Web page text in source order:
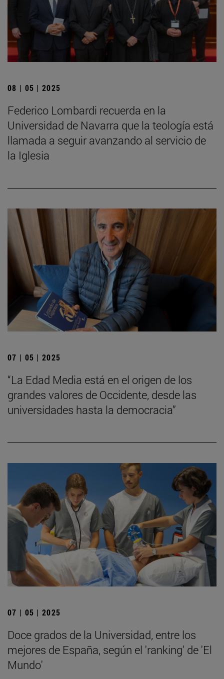
08 | 05 | 2025
Federico Lombardi recuerda en la
Universidad de Navarra que la teología está
llamada a seguir avanzando al servicio de
la Iglesia
07 | 05 | 2025
“La Edad Media está en el origen de los
grandes valores de Occidente, desde las
universidades hasta la democracia”
07 | 05 | 2025
Doce grados de la Universidad, entre los
mejores de España, según el 'ranking' de 'El
Mundo'